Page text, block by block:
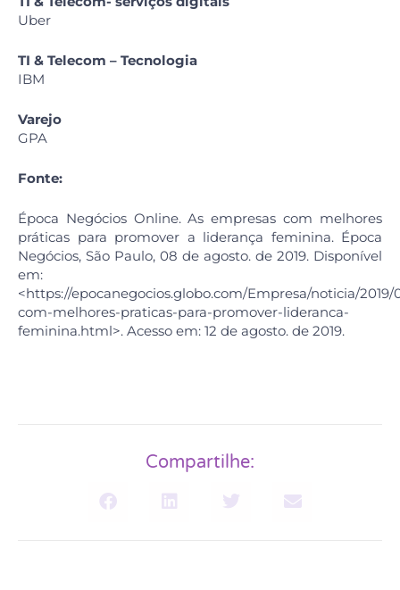
Uber
TI & Telecom – Tecnologia
IBM
Varejo
GPA
Fonte:
Época Negócios Online. As empresas com melhores
práticas para promover a liderança feminina. Época
Negócios, São Paulo, 08 de agosto. de 2019. Disponível
em:
<https://epocanegocios.globo.com/Empresa/noticia/2019/
com-melhores-praticas-para-promover-lideranca-
feminina.html>. Acesso em: 12 de agosto. de 2019.
Compartilhe: